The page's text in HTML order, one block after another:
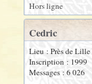
Hors ligne
Cedric
Lieu : Près de Lille
Inscription : 1999
Messages : 6 026